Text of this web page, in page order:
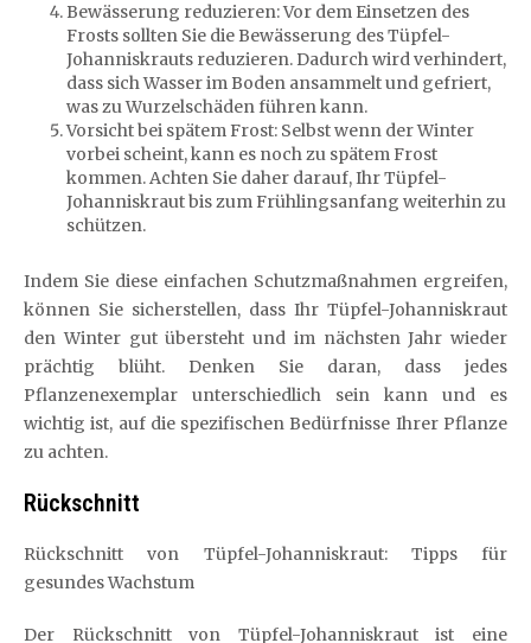
Bewässerung reduzieren: Vor dem Einsetzen des
Frosts sollten Sie die Bewässerung des Tüpfel-
Johanniskrauts reduzieren. Dadurch wird verhindert,
dass sich Wasser im Boden ansammelt und gefriert,
was zu Wurzelschäden führen kann.
Vorsicht bei spätem Frost: Selbst wenn der Winter
vorbei scheint, kann es noch zu spätem Frost
kommen. Achten Sie daher darauf, Ihr Tüpfel-
Johanniskraut bis zum Frühlingsanfang weiterhin zu
schützen.
Indem Sie diese einfachen Schutzmaßnahmen ergreifen,
können Sie sicherstellen, dass Ihr Tüpfel-Johanniskraut
den Winter gut übersteht und im nächsten Jahr wieder
prächtig blüht. Denken Sie daran, dass jedes
Pflanzenexemplar unterschiedlich sein kann und es
wichtig ist, auf die spezifischen Bedürfnisse Ihrer Pflanze
zu achten.
Rückschnitt
Rückschnitt von Tüpfel-Johanniskraut: Tipps für
gesundes Wachstum
Der Rückschnitt von Tüpfel-Johanniskraut ist eine